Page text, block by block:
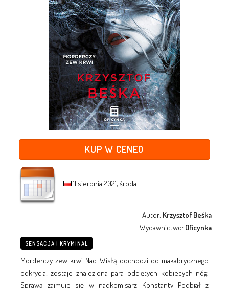
KUP W CENEO
11 sierpnia 2021, środa
Autor: Krzysztof Beśka
Wydawnictwo: Oficynka
SENSACJA I KRYMINAŁ
Morderczy zew krwi Nad Wisłą dochodzi do makabrycznego
odkrycia: zostaje znaleziona para odciętych kobiecych nóg.
Sprawą zajmuje się w nadkomisarz Konstanty Podbiał z